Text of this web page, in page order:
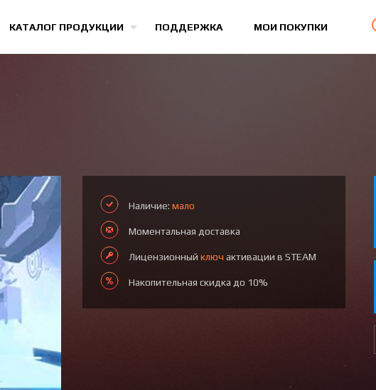
КАТАЛОГ ПРОДУКЦИИ ПОДДЕРЖКА МОИ ПОКУПКИ
Казуальные Все игры
Наличие: мало
Моментальная доставка
Лицензионный ключ активации в STEAM
Накопительная скидка до 10%